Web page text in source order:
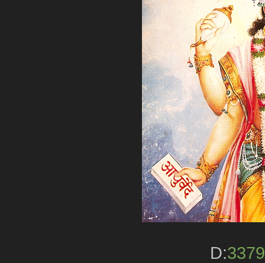
D:3379